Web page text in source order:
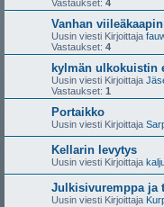
Vastaukset: 4
Vanhan
Uusin viesti Kirjoittaja
Vastaukset: 4
kylmän ulkokuistin
Uusin viesti Kirjoittaja
Vastaukset: 1
Portaikko
Uusin viesti Kirjoittaja
Kellarin levytys
Uusin viesti Kirjoittaja
Julkisivuremppa ja
Uusin viesti Kirjoittaja